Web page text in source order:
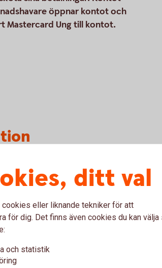
öppnar kontot och
Mastercard Ung till kontot.
ditt val
cookies eller liknande tekniker för att
för dig. Det finns även cookies du kan välja
och statistik